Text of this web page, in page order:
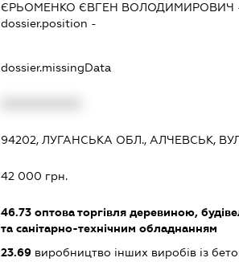
ЄРЬОМЕНКО ЄВГЕН ВОЛОДИМИРОВИЧ
dossier.position -
dossier.missingData
94202, ЛУГАНСЬКА ОБЛ., АЛЧЕВСЬК,
42 000 грн.
46.73оптова торгівля деревиною,
та санітарно-технічним обладнанням
23.69виробництво інших виробів із